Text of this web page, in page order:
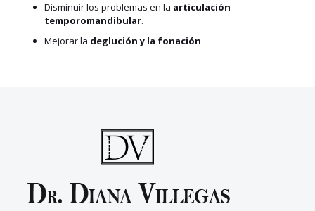
Disminuir los problemas en la articulación
temporomandibular.
Mejorar la deglución y la fonación.